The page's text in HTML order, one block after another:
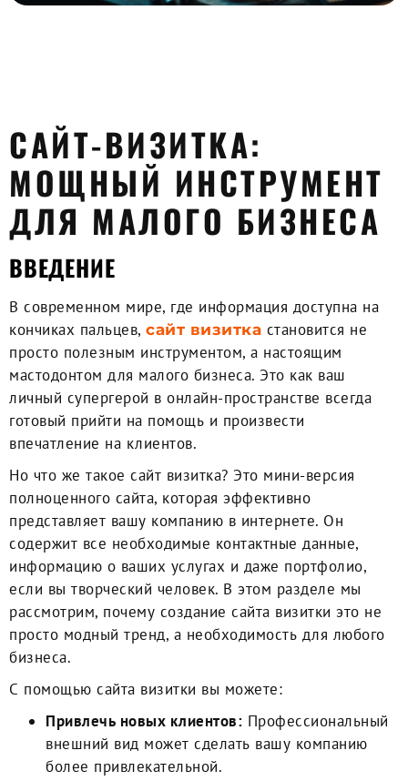
САЙТ-ВИЗИТКА:
МОЩНЫЙ ИНСТРУМЕНТ
ДЛЯ МАЛОГО БИЗНЕСА
ВВЕДЕНИЕ
В современном мире, где информация доступна на
кончиках пальцев, сайт визитка становится не
просто полезным инструментом, а настоящим
мастодонтом для малого бизнеса. Это как ваш
личный супергерой в онлайн-пространстве всегда
готовый прийти на помощь и произвести
впечатление на клиентов.
Но что же такое сайт визитка? Это мини-версия
полноценного сайта, которая эффективно
представляет вашу компанию в интернете. Он
содержит все необходимые контактные данные,
информацию о ваших услугах и даже портфолио,
если вы творческий человек. В этом разделе мы
рассмотрим, почему создание сайта визитки это не
просто модный тренд, а необходимость для любого
бизнеса.
С помощью сайта визитки вы можете:
Привлечь новых клиентов: Профессиональный
внешний вид может сделать вашу компанию
более привлекательной.